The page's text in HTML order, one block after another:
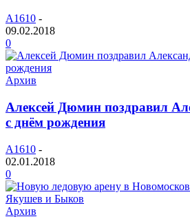
A1610 -
09.02.2018
0
Архив
Алексей Дюмин поздравил
с днём рождения
A1610 -
02.01.2018
0
Архив